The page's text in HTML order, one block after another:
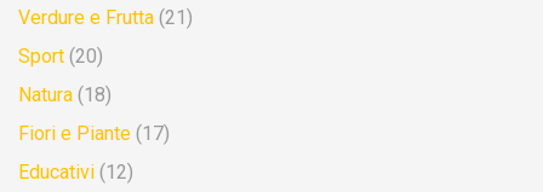
Verdure e Frutta (21)
Sport (20)
Natura (18)
Fiori e Piante (17)
Educativi (12)